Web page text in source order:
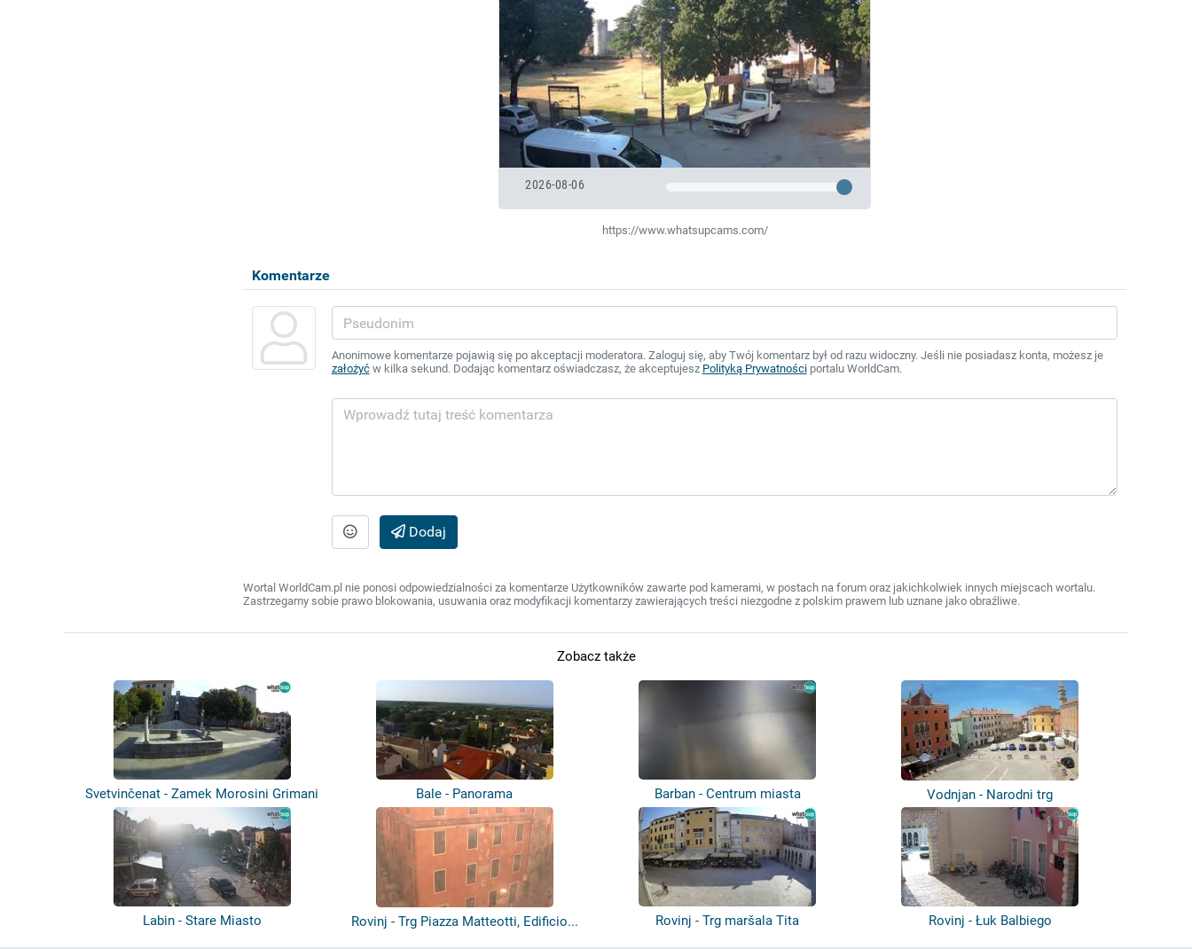
2026-08-06
https://www.whatsupcams.com/
Komentarze
Anonimowe komentarze pojawią się po akceptacji moderatora. Zaloguj się, aby Twój komentarz był od razu widoczny. Jeśli nie posiadasz konta, możesz je
założyćw kilka sekund. Dodając komentarz oświadczasz, że akceptujesz Polityką Prywatnościportalu WorldCam.
Dodaj
Wortal WorldCam.pl nie ponosi odpowiedzialności za komentarze Użytkowników zawarte pod kamerami, w postach na forum oraz jakichkolwiek innych miejscach wortalu.
Zastrzegamy sobie prawo blokowania, usuwania oraz modyfikacji komentarzy zawierających treści niezgodne z polskim prawem lub uznane jako obraźliwe.
Zobacz także
Svetvinčenat - Zamek Morosini Grimani Bale - Panorama Barban - Centrum miasta Vodnjan - Narodni trg
Labin - Stare Miasto Rovinj - Trg Piazza Matteotti, Edificio... Rovinj - Trg maršala Tita Rovinj - Łuk Balbiego